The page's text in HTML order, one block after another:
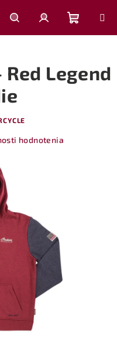
HľadaťPrihlásenie
košík
Legend
hodnotenia